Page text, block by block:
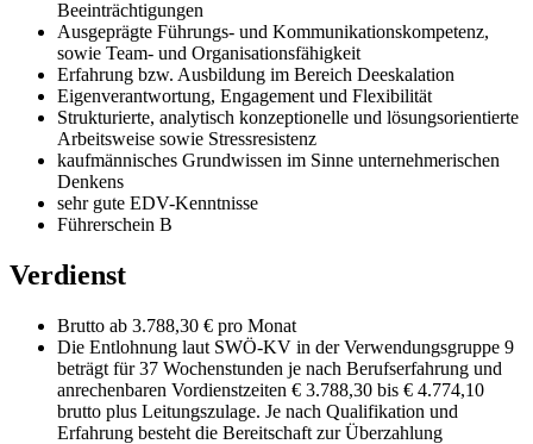
Beeinträchtigungen
Ausgeprägte Führungs- und Kommunikationskompetenz,
sowie Team- und Organisationsfähigkeit
Erfahrung bzw. Ausbildung im Bereich Deeskalation
Eigenverantwortung, Engagement und Flexibilität
Strukturierte, analytisch konzeptionelle und lösungsorientierte
Arbeitsweise sowie Stressresistenz
kaufmännisches Grundwissen im Sinne unternehmerischen
Denkens
sehr gute EDV-Kenntnisse
Führerschein B
Verdienst
Brutto ab 3.788,30 € pro Monat
Die Entlohnung laut SWÖ-KV in der Verwendungsgruppe 9
beträgt für 37 Wochenstunden je nach Berufserfahrung und
anrechenbaren Vordienstzeiten € 3.788,30 bis € 4.774,10
brutto plus Leitungszulage. Je nach Qualifikation und
Erfahrung besteht die Bereitschaft zur Überzahlung